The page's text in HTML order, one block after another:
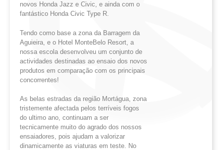
novos Honda Jazz e Civic, e ainda com o
fantástico Honda Civic Type R.
Tendo como base a zona da Barragem da
Aguieira, e o Hotel MonteBelo Resort, a
nossa escola desenvolveu um conjunto de
actividades destinadas ao ensaio dos novos
produtos em comparação com os principais
concorrentes!
As belas estradas da região Mortágua, zona
tristemente afectada pelos terríveis fogos
do ultimo ano, continuam a ser
tecnicamente muito do agrado dos nossos
ensaiadores, pois ajudam a valorizar
dinamicamente as viaturas em teste. No